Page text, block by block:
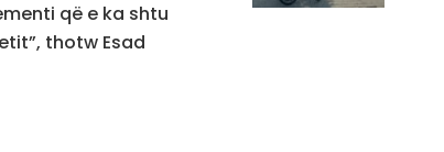
që e ka shtu
thotw Esad